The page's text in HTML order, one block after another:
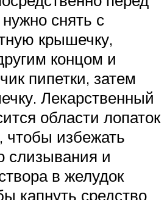
снять с
крышечку,
концом и
пипетки, затем
Лекарственный
области лопаток
чтобы избежать
слизывания и
в желудок
капнуть средство